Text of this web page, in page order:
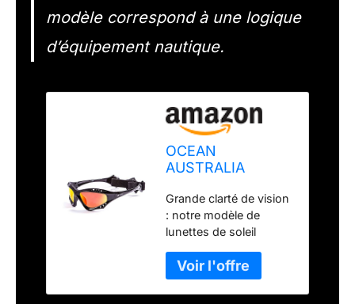
modèle correspond à une logique
d’équipement nautique.
OCEAN
AUSTRALIA
Flottantes Sports
Nautiques
Polarisées
Kitesurf
Grande clarté de vision
: notre modèle de
lunettes de soleil
spécialement conçu
pour les amateurs de
sports nautiques qui